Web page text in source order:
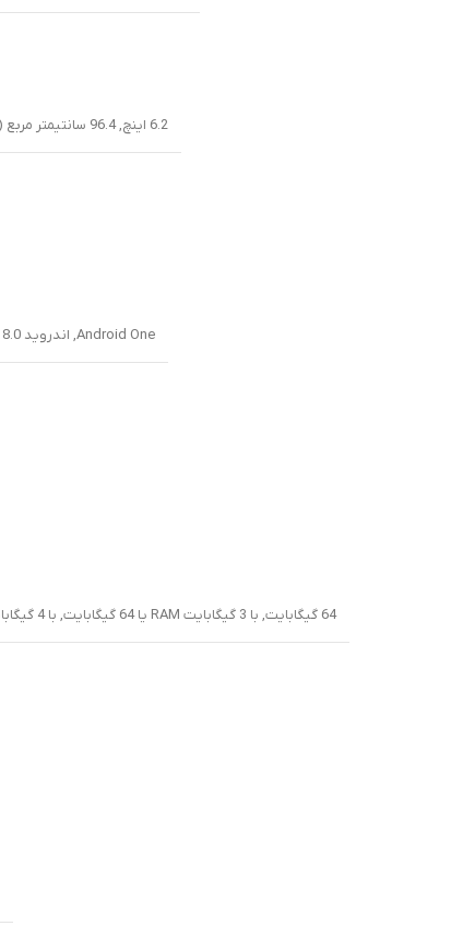
6.2 اینچ, 96.4 سانتیمتر مربع (نسبت سطح صفحه نمایش به بدنه در حدود 81.3 درصد)
Android One
, اندروید 8.0 (Oreo)
64 گیگابایت , با 3 گیگابایت RAM یا 64 گیگابایت , با 4 گیگابایت RAM یا 32 گیگابایت